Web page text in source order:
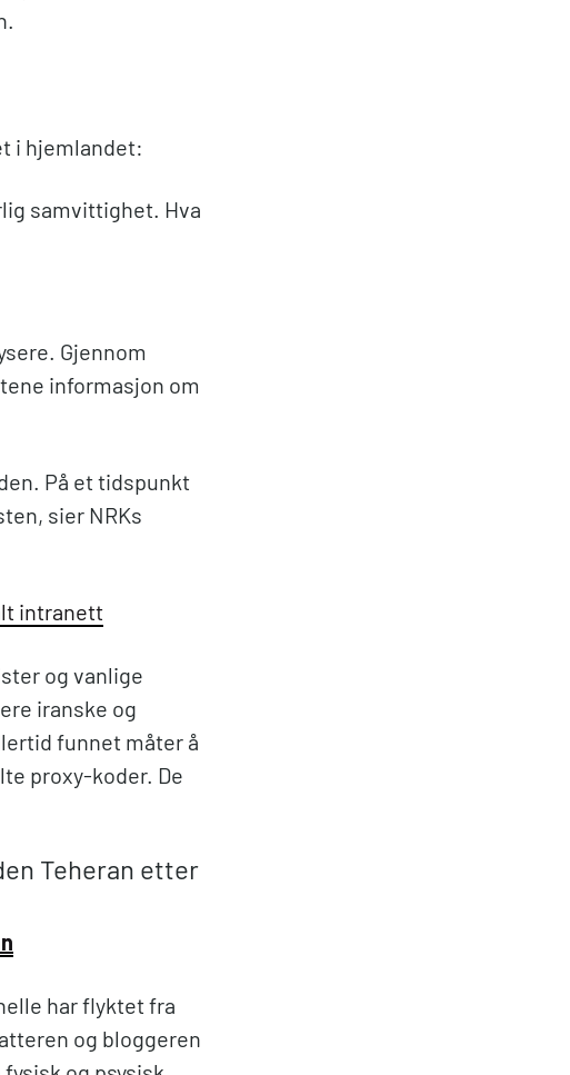
i hjemlandet:
samvittighet. Hva
Gjennom
informasjon om
På et tidspunkt
sier NRKs
intranett
og vanlige
iranske og
funnet måter å
proxy-koder. De
Teheran etter
har flyktet fra
og bloggeren